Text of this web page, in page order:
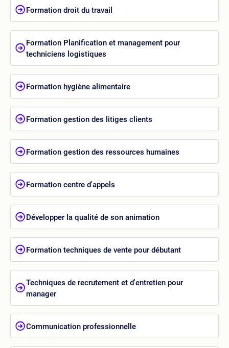
Formation droit du travail
Formation Planification et management pour
techniciens logistiques
Formation hygiène alimentaire
Formation gestion des litiges clients
Formation gestion des ressources humaines
Formation centre d'appels
Développer la qualité de son animation
Formation techniques de vente pour débutant
Techniques de recrutement et d'entretien pour
manager
Communication professionnelle